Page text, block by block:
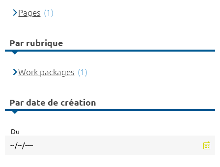
Pages (1)
Par rubrique
Work packages (1)
Par date de création
Du